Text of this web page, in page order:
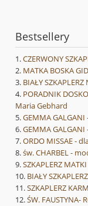
Bestsellery
CZERWONY
MATKA BOSKA
BIAŁY SZKAPLERZ
PORADNIK
Maria Gebhard
GEMMA GALGANI
GEMMA GALGANI
ORDO MISSAE -
św. CHARBEL -
SZKAPLERZ MATKI
BIAŁY
SZKAPLERZ
ŚW. FAUSTYNA-